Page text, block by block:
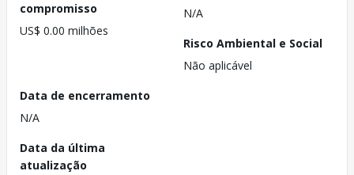
compromisso
US$ 0.00 milhões
N/A
Risco Ambiental e Social
Não aplicável
Data de encerramento
N/A
Data da última
atualização